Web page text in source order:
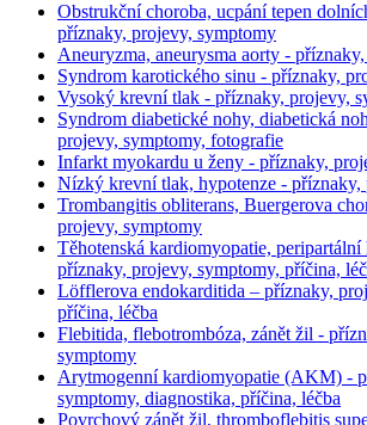
Obstrukční choroba, ucpání tepen
příznaky, projevy, symptomy
Aneuryzma, aneurysma aorty -
Syndrom karotického sinu - příznaky,
Vysoký krevní tlak - příznaky, projevy,
Syndrom diabetické nohy, diabetická
projevy, symptomy, fotografie
Infarkt myokardu u ženy - příznaky,
Nízký krevní tlak, hypotenze - příznaky,
Trombangitis obliterans, Buergerova
projevy, symptomy
Těhotenská kardiomyopatie,
příznaky, projevy, symptomy, příčina,
Löfflerova endokarditida – příznaky,
příčina, léčba
Flebitida, flebotrombóza, zánět žil -
symptomy
Arytmogenní kardiomyopatie (AKM) -
symptomy, diagnostika, příčina, léčba
Povrchový zánět žil, thromboflebitis